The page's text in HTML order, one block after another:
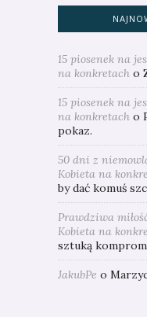
15 piosenek na
na konkretach o
15 piosenek na
na konkretach o
pokaz.
50 dni z
Kobieta na
by dać komuś
Prawdziwa
Kobieta na
sztuką
JakubPe o